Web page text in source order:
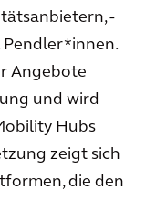
-
Pendler*innen.
Angebote
und wird
Hubs
zeigt sich
die den